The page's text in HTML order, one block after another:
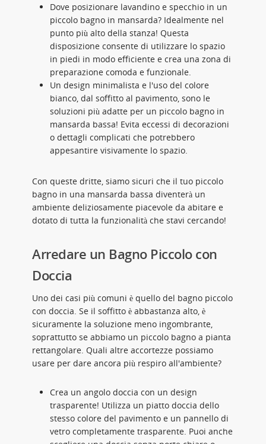
Dove posizionare lavandino e specchio in un
piccolo bagno in mansarda? Idealmente nel
punto più alto della stanza! Questa
disposizione consente di utilizzare lo spazio
in piedi in modo efficiente e crea una zona di
preparazione comoda e funzionale.
Un design minimalista e l'uso del colore
bianco, dal soffitto al pavimento, sono le
soluzioni più adatte per un piccolo bagno in
mansarda bassa! Evita eccessi di decorazioni
o dettagli complicati che potrebbero
appesantire visivamente lo spazio.
Con queste dritte, siamo sicuri che il tuo piccolo
bagno in una mansarda bassa diventerà un
ambiente deliziosamente piacevole da abitare e
dotato di tutta la funzionalità che stavi cercando!
Arredare un Bagno Piccolo con
Doccia
Uno dei casi più comuni è quello del bagno piccolo
con doccia. Se il soffitto è abbastanza alto, è
sicuramente la soluzione meno ingombrante,
soprattutto se abbiamo un piccolo bagno a pianta
rettangolare. Quali altre accortezze possiamo
usare per dare ancora più respiro all'ambiente?
Crea un angolo doccia con un design
trasparente! Utilizza un piatto doccia dello
stesso colore del pavimento e un pannello di
vetro completamente trasparente. Puoi anche